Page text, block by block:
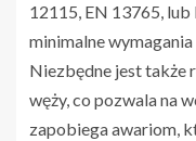
12115, EN 13765,
minimalne
Niezbędne jest także
węży, co pozwala na
zapobiega awariom,